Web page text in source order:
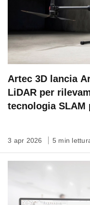
Artec 3D lancia
LiDAR per
tecnologia SLAM
3 apr 2026 5 min